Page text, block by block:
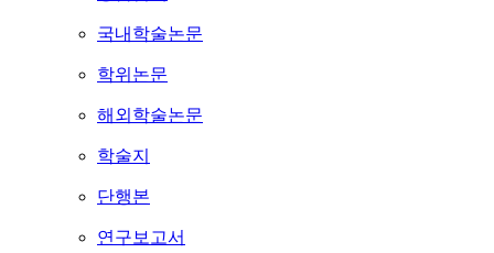
국내학술논문
학위논문
해외학술논문
학술지
단행본
연구보고서